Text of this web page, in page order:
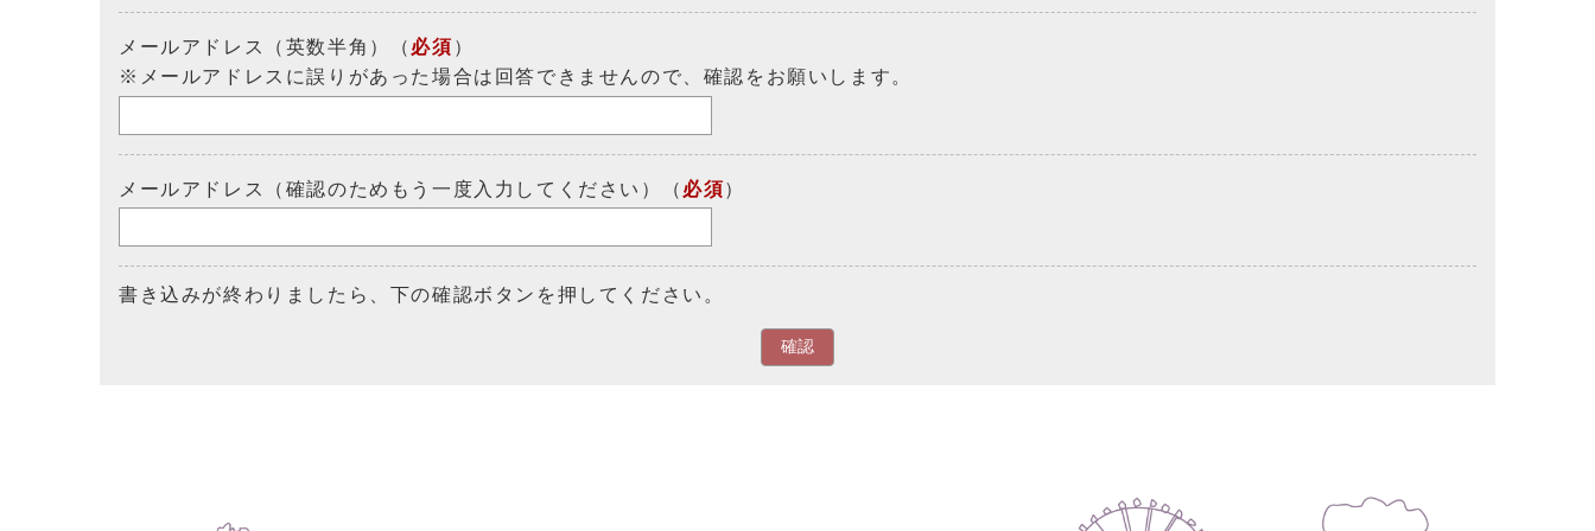
メールアドレス（英数半角）（ 必須 ）
※メールアドレスに誤りがあった場合は回答できませんので、確認をお願いします。
メールアドレス（確認のためもう一度入力してください）（ 必須）
書き込みが終わりましたら、下の確認ボタンを押してください。
確認